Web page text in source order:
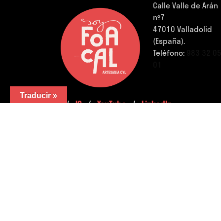
Calle Valle de Arán
nº7
47010 Valladolid
(España).
Teléfono:
FB./IG./YouTube./LinkedIn.
Traducir »